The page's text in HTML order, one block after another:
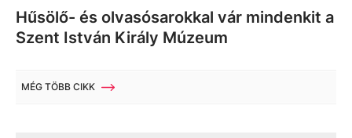
Hűsölő- és olvasósarokkal vár mindenkit a
Szent István Király Múzeum
MÉG TÖBB CIKK